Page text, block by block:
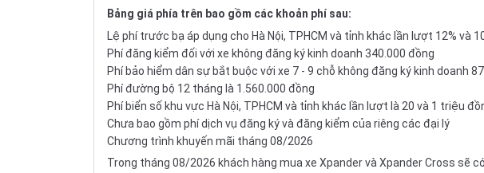
Bảng giá phía trên bao gồm các khoản phí sau:
Lệ phí trước bạ áp dụng cho Hà Nội, TPHCM và tỉnh khác lần lượt 12% và
Phí đăng kiểm đối với xe không đăng ký kinh doanh 340.000 đồng
Phí bảo hiểm dân sự bắt buộc với xe 7 - 9 chỗ không đăng ký kinh doanh
Phí đường bộ 12 tháng là 1.560.000 đồng
Phí biển số khu vực Hà Nội, TPHCM và tỉnh khác lần lượt là 20 và 1 triệu
Chưa bao gồm phí dịch vụ đăng ký và đăng kiểm của riêng các đại lý
Chương trình khuyến mãi tháng 08/2026
Trong tháng 08/2026 khách hàng mua xe Xpander và Xpander Cross sẽ